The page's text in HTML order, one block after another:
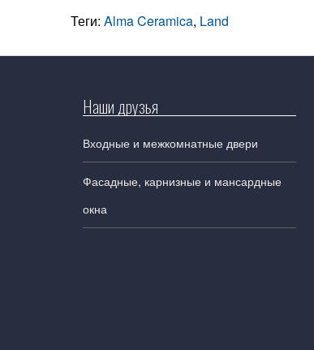
Теги: Alma Ceramica, Land
Наши друзья
Входные и межкомнатные двери
Фасадные, карнизные и мансардные
окна